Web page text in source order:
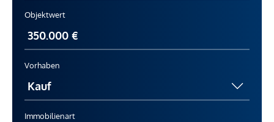
Objektwert
Vorhaben
Immobilienart